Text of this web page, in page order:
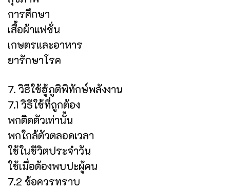
การศึกษา
เสื้อผ้าแฟชั่น
เกษตรและอาหาร
ยารักษาโรค
7. วิธีใช้ฮู้ภูติพิทักษ์พลังงาน
7.1 วิธีใช้ที่ถูกต้อง
พกติดตัวเท่านั้น
พกใกล้ตัวตลอดเวลา
ใช้ในชีวิตประจำวัน
ใช้เมื่อต้องพบปะผู้คน
7.2 ข้อควรทราบ